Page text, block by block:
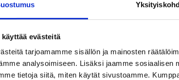
evästeitä
tarjoamamme sisällön ja mainosten
analysoimiseen. Lisäksi jaamme sosiaalisen
tietoja siitä, miten käytät sivustoamme.
piirissä tutkijana, tieteellisen työn
(International Federation of Data
ja säätiön rahoittamien tutkimusten
useiden säätiöiden ja Suomen Akatemian